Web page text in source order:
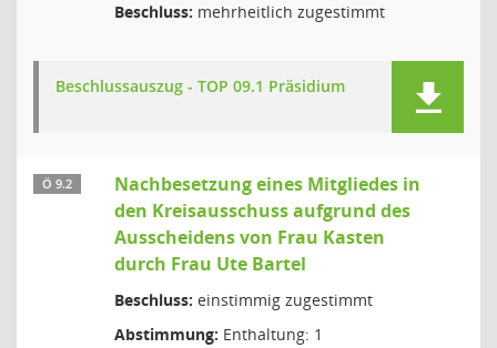
Beschluss: mehrheitlich zugestimmt
Beschlussauszug - TOP 09.1 Präsidium
Ö 9.2
Nachbesetzung eines Mitgliedes in
den Kreisausschuss aufgrund des
Ausscheidens von Frau Kasten
durch Frau Ute Bartel
Beschluss: einstimmig zugestimmt
Abstimmung: Enthaltung: 1